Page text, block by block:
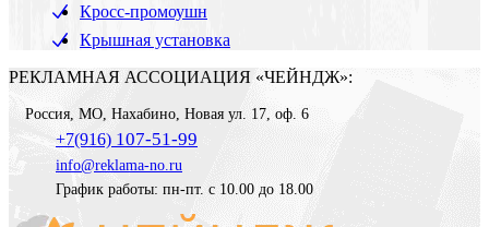
Кросс-промоушн
Крышная установка
РЕКЛАМНАЯ АССОЦИАЦИЯ «ЧЕЙНДЖ»:
Россия, МО, Нахабино Новая ул. 17, оф. 6
+7(916) 107-51-99
info@reklama-no.ru
График работы: пн-пт. с 10.00 до 18.00